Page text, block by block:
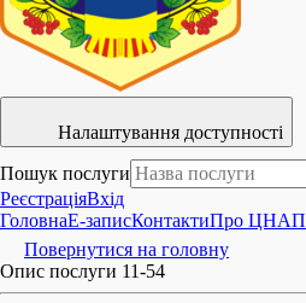
Налаштування доступності
Пошук послуги
РеєстраціяВхід
ГоловнаE-записКонтактиПро ЦНАП
Повернутися на головну
Опис послуги 11-54